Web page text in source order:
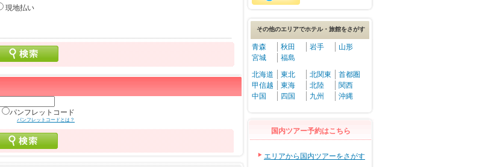
現地払い
パンフレットコード
パンフレットコードとは？
その他のエリアでホテル・旅館をさがす
青森 秋田 岩手
山形
宮城
福島
北海道
東北 北関東
首都圏
甲信越
東海 北陸
関西
中国
四国 九州 沖縄
国内ツアー予約はこちら
エリアから国内ツアーをさがす